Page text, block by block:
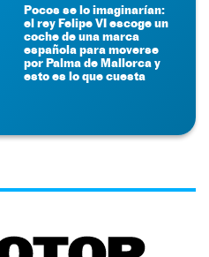
Pocos se lo imaginarían:
el rey Felipe VI escoge un
coche de una marca
española para moverse
por Palma de Mallorca y
esto es lo que cuesta